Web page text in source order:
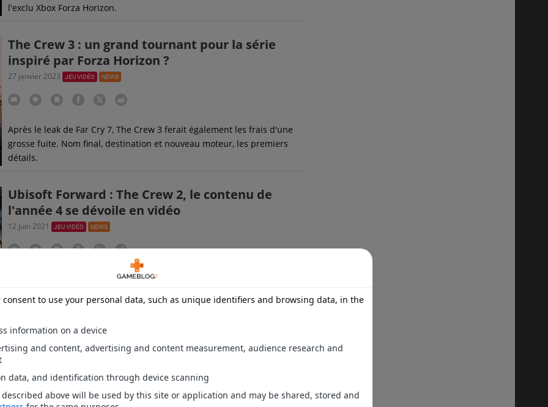
l'exclu Xbox Forza Horizon.
The Crew 3 : un grand tournant pour la série
inspiré par Forza Horizon ?
27 janvier 2023 JEU VIDÉO NEWS
Après le leak de Far Cry 7, The Crew 3 ferait également les frais d'une
grosse fuite. Nom final, destination et nouveau moteur, les premiers
détails.
Ubisoft Forward : The Crew 2, le contenu de
l'année 4 se dévoile en vidéo
12 juin 2021 JEU VIDÉO NEWS
L'Ubisoft Forward de l'E3 2021 s'est ouvert par un pre-show dans lequel
nous avons pu avoir quelques nouvelles de The Crew 2, et plus
particulièrement de ce qui attend les joueurs dans les mois à venir.
PLUS D'ACTU (118)